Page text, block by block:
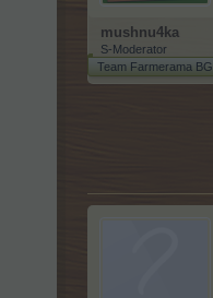
mushnu4ka
S-Moderator
Team Farmerama BG